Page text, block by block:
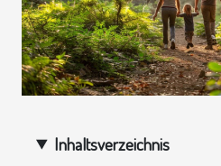
Inhaltsverzeichnis